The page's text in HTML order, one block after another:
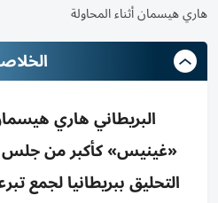
هاري هيسمان أثناء المحاولة
«غينيس» كأكبر من جلس
التحليق ببريطانيا لجمع